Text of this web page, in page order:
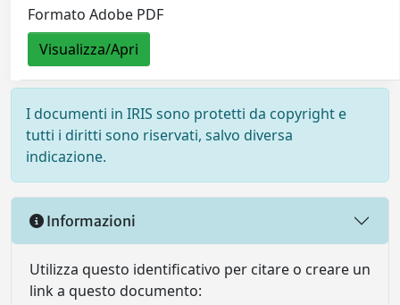
Formato Adobe PDF
Visualizza/Apri
I documenti in IRIS sono protetti da copyright e
tutti i diritti sono riservati, salvo diversa
indicazione.
Informazioni
Utilizza questo identificativo per citare o creare un
link a questo documento: